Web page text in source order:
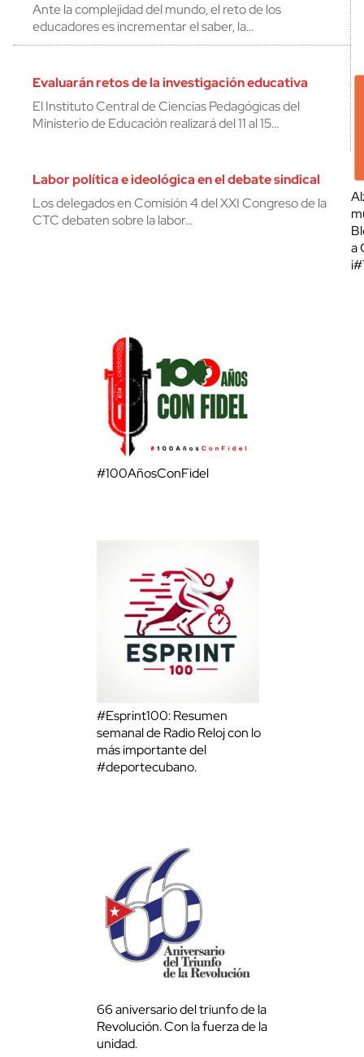
Ante la complejidad del mundo, el reto de los
educadores es incrementar el saber, la…
Evaluarán retos de la investigación educativa
El Instituto Central de Ciencias Pedagógicas del
Ministerio de Educación realizará del 11 al 15…
Labor política e ideológica en el debate sindical
Los delegados en Comisión 4 del XXI Congreso de la
CTC debaten sobre la labor…
a
#100AñosConFidel
#Esprint100: Resumen
semanal de Radio Reloj con lo
más importante del
#deportecubano.
66 aniversario del triunfo de la
Revolución. Con la fuerza de la
unidad.